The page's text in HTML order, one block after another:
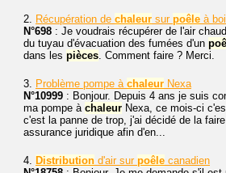
2. Récupération de chaleur sur poêle à
N°698 : Je voudrais récupérer de l'air
du tuyau d'évacuation des fumées d'un
dans les pièces . Comment faire ? Merci.
3. Problème pompe à chaleur Nexa
N°10999 : Bonjour. Depuis 4 ans je suis
ma pompe à chaleur Nexa, ce mois-ci
c'est la panne de trop, j'ai décidé de la
assurance juridique afin d'en...
4. Distribution d'air sur poêle canadien